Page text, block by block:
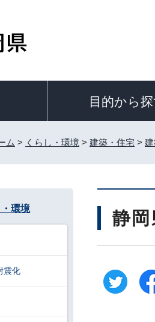
目的から
ム > くらし・環境 > 建築・住宅 >
静
・環境
震化